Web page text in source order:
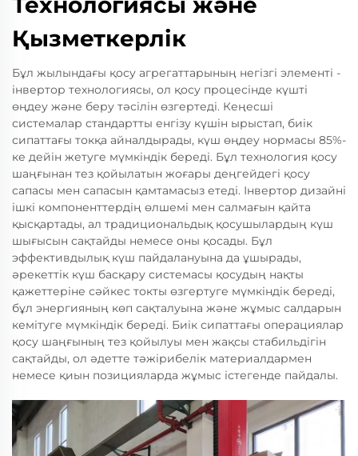
Қызметкерлік
Бұл жылындағы қосу агрегаттарының негізгі элементі -
інвертор технологиясы, ол қосу процесінде күшті
өңдеу және беру тәсілін өзгертеді. Кеңесші
системалар стандартты енгізу күшін ырыстап, биік
сипаттағы токқа айналдырады, күш өңдеу нормасы 85%-
ке дейін жетуге мүмкіндік береді. Бұл технология қосу
шаңғынан тез қойылатын жоғары деңгейдегі қосу
сапасы мен сапасын қамтамасыз етеді. Інвертор дизайні
ішкі компоненттердің өлшемі мен салмағын қайта
қысқартады, ал традициональдық қосушылардың күш
шығысын сақтайды немесе оны қосады. Бұл
эффективдылық күш пайдалануына да ұшырады,
әрекеттік күш басқару системасы қосудың нақты
қажеттеріне сәйкес токты өзгертуге мүмкіндік береді,
бұл энергияның көп сақталуына және жұмыс салдарын
кемітуге мүмкіндік береді. Биік сипаттағы операциялар
қосу шаңғының тез қойылуы мен жақсы стабильдігін
сақтайды, ол әдетте тәжірибелік материалдармен
немесе қиын позицияларда жұмыс істегенде пайдалы.